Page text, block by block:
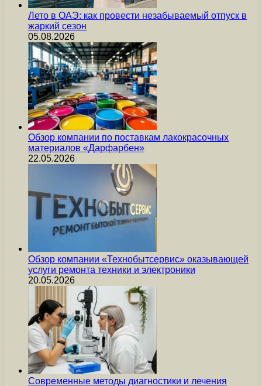
Лето в ОАЭ: как провести незабываемый отпуск в
жаркий сезон
05.08.2026
Обзор компании по поставкам лакокрасочных
материалов «Дарфарбен»
22.05.2026
Обзор компании «Технобытсервис» оказывающей
услуги ремонта техники и электроники
20.05.2026
Современные методы диагностики и лечения